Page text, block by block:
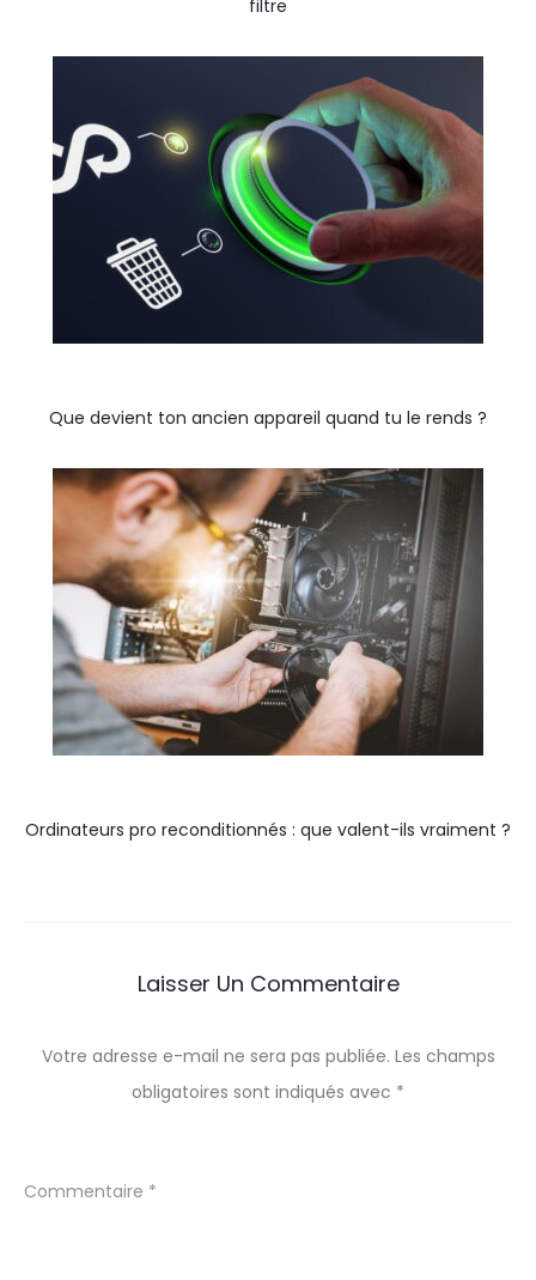
filtre
Que devient ton ancien appareil quand tu le rends ?
Ordinateurs pro reconditionnés : que valent-ils vraiment ?
Laisser Un Commentaire
Votre adresse e-mail ne sera pas publiée. Les champs
obligatoires sont indiqués avec *
Commentaire *